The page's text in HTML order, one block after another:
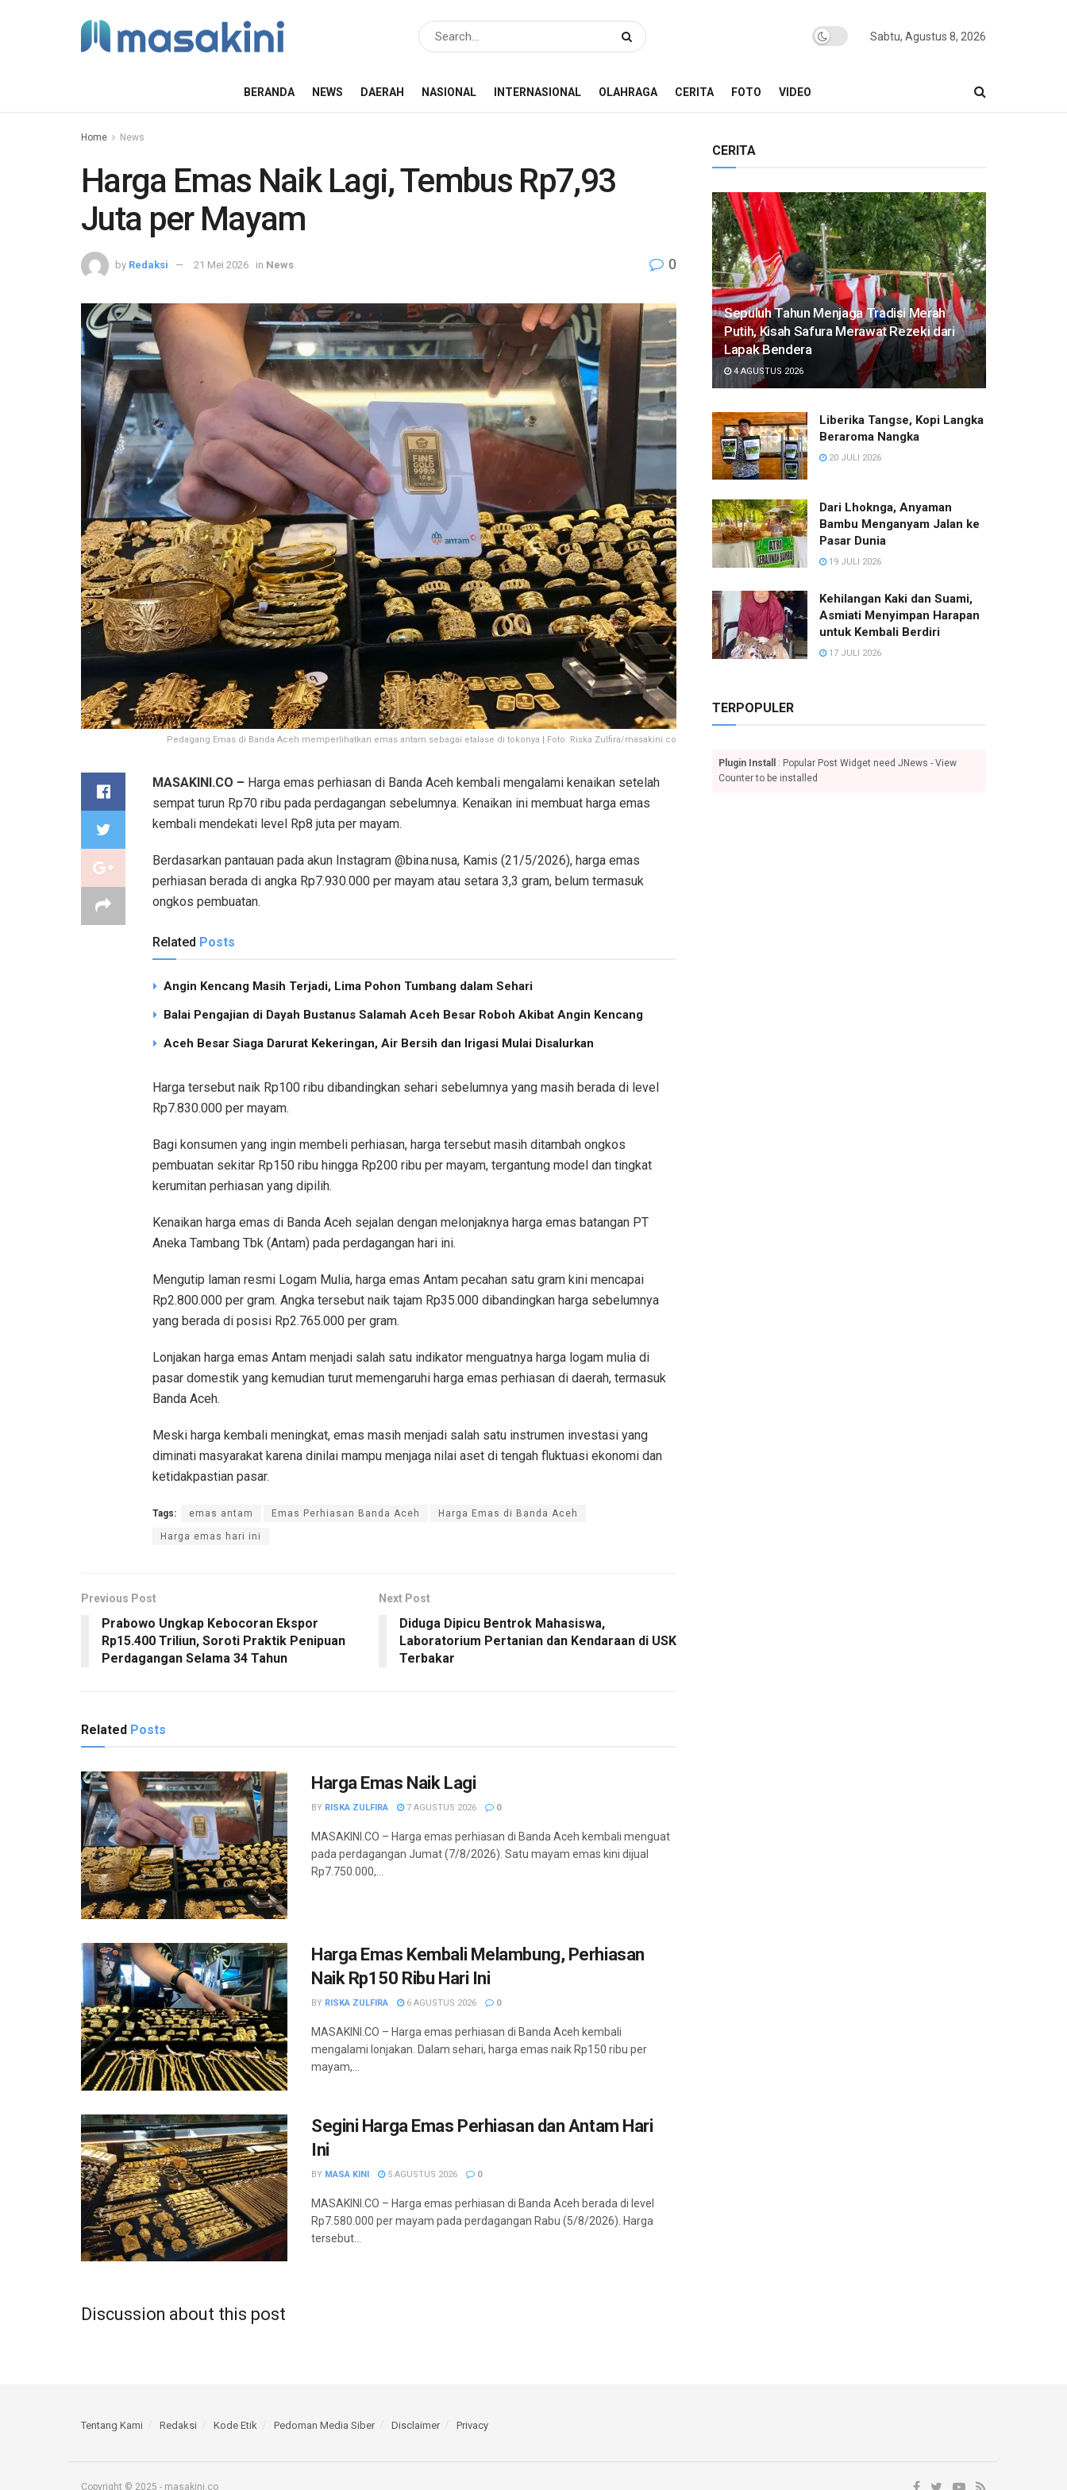
Sabtu, Agustus 8, 2026
BERANDA NEWS DAERAH NASIONAL INTERNASIONAL OLAHRAGA CERITA FOTO VIDEO
Home News
Harga Emas Naik Lagi, Tembus Rp7,93
Juta per Mayam
by Redaksi 21 Mei 2026 in News 0
Pedagang Emas di Banda Aceh memperlihatkan emas antam sebagai etalase di tokonya | Foto: Riska Zulfira/masakini.co
MASAKINI.CO – Harga emas perhiasan di Banda Aceh kembali mengalami kenaikan setelah
sempat turun Rp70 ribu pada perdagangan sebelumnya. Kenaikan ini membuat harga emas
kembali mendekati level Rp8 juta per mayam.
Berdasarkan pantauan pada akun Instagram @bina.nusa, Kamis (21/5/2026), harga emas
perhiasan berada di angka Rp7.930.000 per mayam atau setara 3,3 gram, belum termasuk
ongkos pembuatan.
Related Posts
Angin Kencang Masih Terjadi, Lima Pohon Tumbang dalam Sehari
Balai Pengajian di Dayah Bustanus Salamah Aceh Besar Roboh Akibat Angin Kencang
Aceh Besar Siaga Darurat Kekeringan, Air Bersih dan Irigasi Mulai Disalurkan
Harga tersebut naik Rp100 ribu dibandingkan sehari sebelumnya yang masih berada di level
Rp7.830.000 per mayam.
Bagi konsumen yang ingin membeli perhiasan, harga tersebut masih ditambah ongkos
pembuatan sekitar Rp150 ribu hingga Rp200 ribu per mayam, tergantung model dan tingkat
kerumitan perhiasan yang dipilih.
Kenaikan harga emas di Banda Aceh sejalan dengan melonjaknya harga emas batangan PT
Aneka Tambang Tbk (Antam) pada perdagangan hari ini.
Mengutip laman resmi Logam Mulia, harga emas Antam pecahan satu gram kini mencapai
Rp2.800.000 per gram. Angka tersebut naik tajam Rp35.000 dibandingkan harga sebelumnya
yang berada di posisi Rp2.765.000 per gram.
Lonjakan harga emas Antam menjadi salah satu indikator menguatnya harga logam mulia di
pasar domestik yang kemudian turut memengaruhi harga emas perhiasan di daerah, termasuk
Banda Aceh.
Meski harga kembali meningkat, emas masih menjadi salah satu instrumen investasi yang
diminati masyarakat karena dinilai mampu menjaga nilai aset di tengah fluktuasi ekonomi dan
ketidakpastian pasar.
Tags: emas antam Emas Perhiasan Banda Aceh Harga Emas di Banda Aceh
Harga emas hari ini
Previous Post
Prabowo Ungkap Kebocoran Ekspor
Rp15.400 Triliun, Soroti Praktik Penipuan
Perdagangan Selama 34 Tahun
Next Post
Diduga Dipicu Bentrok Mahasiswa,
Laboratorium Pertanian dan Kendaraan di USK
Terbakar
Related Posts
Harga Emas Naik Lagi
BY RISKA ZULFIRA 7 AGUSTUS 2026 0
MASAKINI.CO – Harga emas perhiasan di Banda Aceh kembali menguat
pada perdagangan Jumat (7/8/2026). Satu mayam emas kini dijual
Rp7.750.000,...
Harga Emas Kembali Melambung, Perhiasan
Naik Rp150 Ribu Hari Ini
BY RISKA ZULFIRA 6 AGUSTUS 2026 0
MASAKINI.CO – Harga emas perhiasan di Banda Aceh kembali
mengalami lonjakan. Dalam sehari, harga emas naik Rp150 ribu per
mayam,...
Segini Harga Emas Perhiasan dan Antam Hari
Ini
BY MASA KINI 5 AGUSTUS 2026 0
MASAKINI.CO – Harga emas perhiasan di Banda Aceh berada di level
Rp7.580.000 per mayam pada perdagangan Rabu (5/8/2026). Harga
tersebut...
Discussion about this post
CERITA
Sepuluh Tahun Menjaga Tradisi Merah
Putih, Kisah Safura Merawat Rezeki dari
Lapak Bendera
4 AGUSTUS 2026
Liberika Tangse, Kopi Langka
Beraroma Nangka
20 JULI 2026
Dari Lhoknga, Anyaman
Bambu Menganyam Jalan ke
Pasar Dunia
19 JULI 2026
Kehilangan Kaki dan Suami,
Asmiati Menyimpan Harapan
untuk Kembali Berdiri
17 JULI 2026
TERPOPULER
Plugin Install
: Popular Post Widget need JNews - View
Counter to be installed
Tentang Kami Redaksi Kode Etik Pedoman Media Siber Disclaimer Privacy
Copyright © 2025 - masakini.co